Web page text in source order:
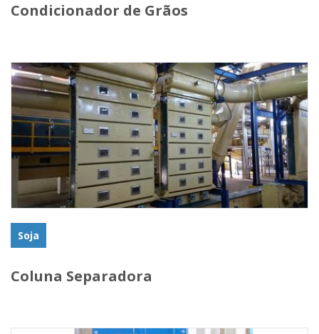
Condicionador de Grãos
Soja
Coluna Separadora